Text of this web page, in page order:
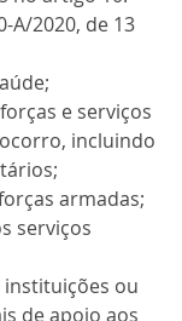
A/2020, de 13
e serviços
incluindo
armadas;
serviços
instituições ou
de apoio aos